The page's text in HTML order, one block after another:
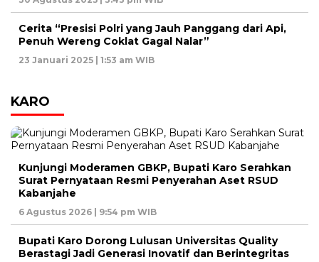
Cerita “Presisi Polri yang Jauh Panggang dari Api,
Penuh Wereng Coklat Gagal Nalar”
23 Januari 2025 | 1:53 am WIB
KARO
Kunjungi Moderamen GBKP, Bupati Karo Serahkan
Surat Pernyataan Resmi Penyerahan Aset RSUD
Kabanjahe
6 Agustus 2026 | 9:54 pm WIB
Bupati Karo Dorong Lulusan Universitas Quality
Berastagi Jadi Generasi Inovatif dan Berintegritas